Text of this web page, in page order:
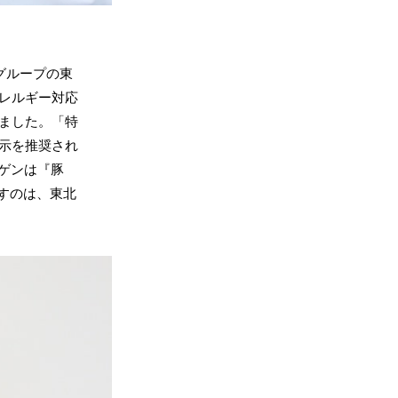
ループの東
ルギー対応
した。「特
を推奨され
ンは『豚
のは、東北